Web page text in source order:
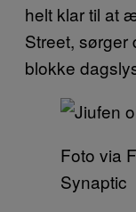
helt klar til at
Street, sørger
blokke
Foto via
Synaptic